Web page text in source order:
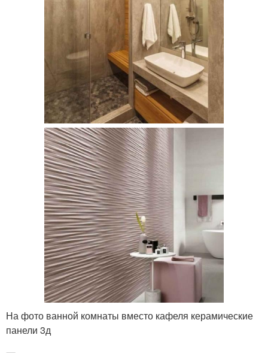
На фото ванной комнаты вместо кафеля керамические
панели 3д